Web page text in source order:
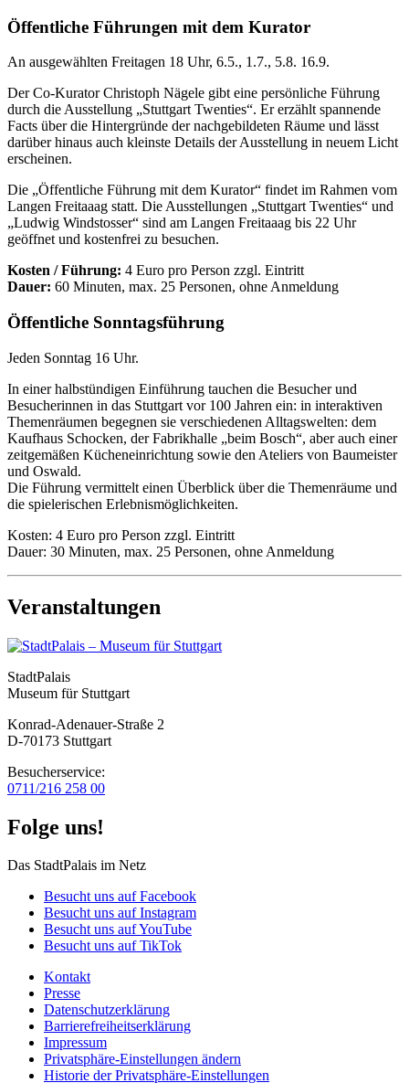
Öffentliche Führungen mit dem Kurator
An ausgewählten Freitagen 18 Uhr, 6.5., 1.7., 5.8. 16.9.
Der Co-Kurator Christoph Nägele gibt eine persönliche Führung
durch die Ausstellung „Stuttgart Twenties“. Er erzählt spannende
Facts über die Hintergründe der nachgebildeten Räume und lässt
darüber hinaus auch kleinste Details der Ausstellung in neuem Licht
erscheinen.
Die „Öffentliche Führung mit dem Kurator“ findet im Rahmen vom
Langen Freitaaag statt. Die Ausstellungen „Stuttgart Twenties“ und
„Ludwig Windstosser“ sind am Langen Freitaaag bis 22 Uhr
geöffnet und kostenfrei zu besuchen.
Kosten / Führung: 4 Euro pro Person zzgl. Eintritt
Dauer: 60 Minuten, max. 25 Personen, ohne Anmeldung
Öffentliche Sonntagsführung
Jeden Sonntag 16 Uhr.
In einer halbstündigen Einführung tauchen die Besucher und
Besucherinnen in das Stuttgart vor 100 Jahren ein: in interaktiven
Themenräumen begegnen sie verschiedenen Alltagswelten: dem
Kaufhaus Schocken, der Fabrikhalle „beim Bosch“, aber auch einer
zeitgemäßen Kücheneinrichtung sowie den Ateliers von Baumeister
und Oswald.
Die Führung vermittelt einen Überblick über die Themenräume und
die spielerischen Erlebnismöglichkeiten.
Kosten: 4 Euro pro Person zzgl. Eintritt
Dauer: 30 Minuten, max. 25 Personen, ohne Anmeldung
Veranstaltungen
StadtPalais
Museum für Stuttgart
Konrad-Adenauer-Straße 2
D-70173 Stuttgart
Besucherservice:
0711/216 258 00
Folge uns!
Das StadtPalais im Netz
Besucht uns auf Facebook
Besucht uns auf Instagram
Besucht uns auf YouTube
Besucht uns auf TikTok
Kontakt
Presse
Datenschutz­erklärung
Barrierefreiheitserklärung
Impressum
Privatsphäre-Einstellungen ändern
Historie der Privatsphäre-Einstellungen